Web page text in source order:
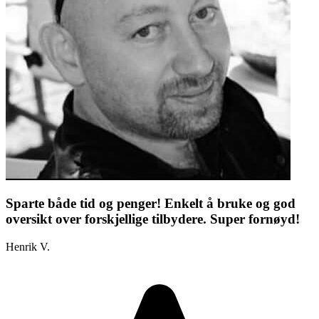
Sparte både tid og penger! Enkelt å bruke og god
oversikt over forskjellige tilbydere. Super fornøyd!
Henrik V.